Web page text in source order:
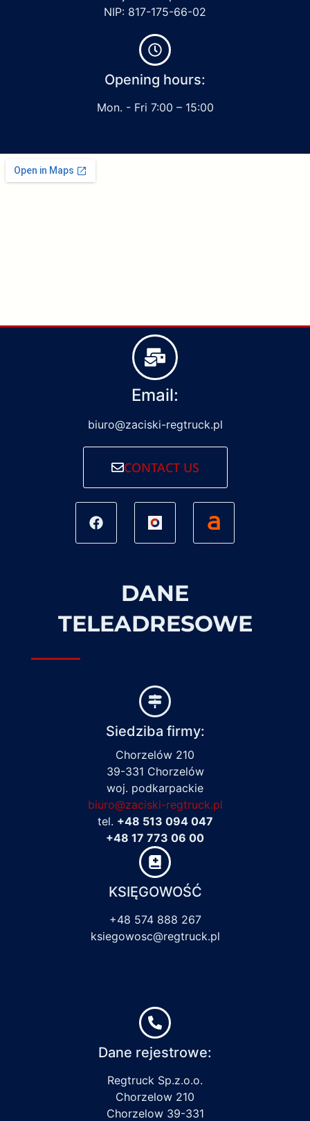
NIP: 817-175-66-02
Opening hours:
Mon. - Fri 7:00 – 15:00
Email:
biuro@zaciski-regtruck.pl
CONTACT US
DANE
TELEADRESOWE
Siedziba firmy:
Chorzelów 210
39-331 Chorzelów
woj. podkarpackie
biuro@zaciski-regtruck.pl
tel. +48 513 094 047
+48 17 773 06 00
KSIĘGOWOŚĆ
+48 574 888 267
ksiegowosc@regtruck.pl
Dane rejestrowe:
Regtruck Sp.z.o.o.
Chorzelow 210
Chorzelow 39-331